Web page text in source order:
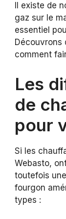
Il existe de
gaz sur le
essentiel
Découvrons
comment
Les
de
pour
Si les
Webasto,
toutefois
fourgon
types :